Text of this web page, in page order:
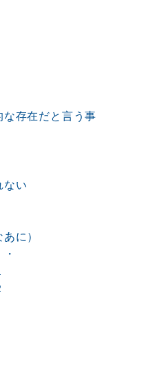
存在だと言う事
ない
に）